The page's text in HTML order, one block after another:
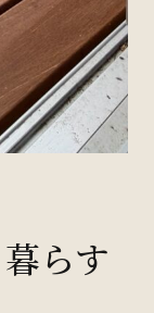
らす